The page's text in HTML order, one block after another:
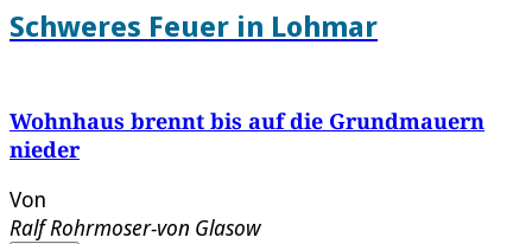
Schweres Feuer in Lohmar
Wohnhaus brennt bis auf die Grundmauern
nieder
Von
Ralf Rohrmoser-von Glasow